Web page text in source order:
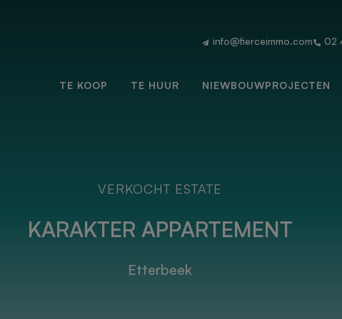
info@fierceimmo.com 02
TE KOOP TE HUUR NIEWBOUWPROJECTEN
VERKOCHT ESTATE
KARAKTER APPARTEMENT
Etterbeek